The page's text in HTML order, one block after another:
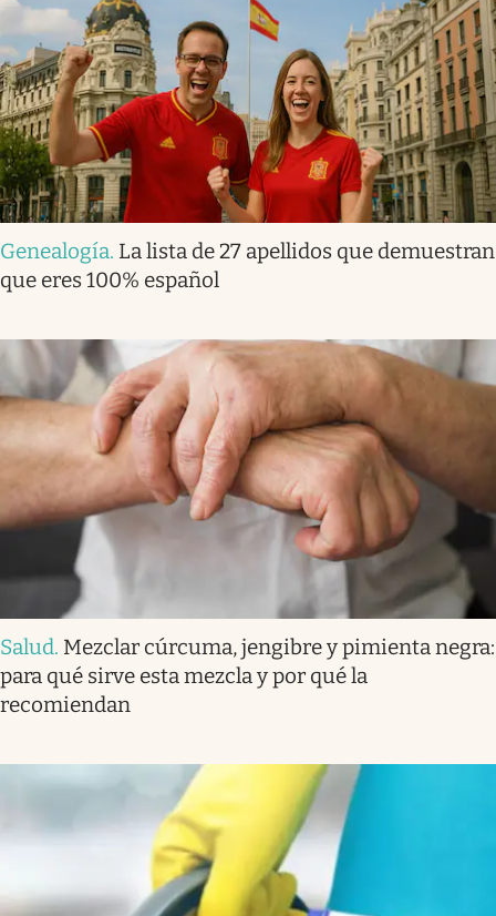
Genealogía. La lista de 27 apellidos que demuestran
que eres 100% español
Salud. Mezclar cúrcuma, jengibre y pimienta negra:
para qué sirve esta mezcla y por qué la
recomiendan